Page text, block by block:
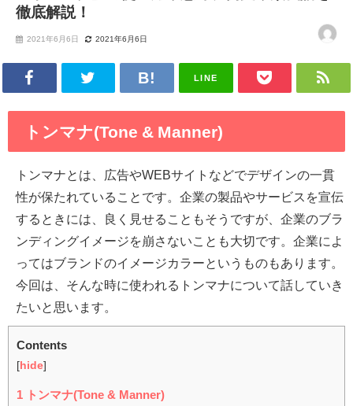
徹底解説！
2021年6月6日 2021年6月6日
LINE
トンマナ(Tone & Manner)
トンマナとは、広告やWEBサイトなどでデザインの一貫
性が保たれていることです。企業の製品やサービスを宣伝
するときには、良く見せることもそうですが、企業のブラ
ンディングイメージを崩さないことも大切です。企業によ
ってはブランドのイメージカラーというものもあります。
今回は、そんな時に使われるトンマナについて話していき
たいと思います。
Contents
[ hide]
1 トンマナ(Tone & Manner)